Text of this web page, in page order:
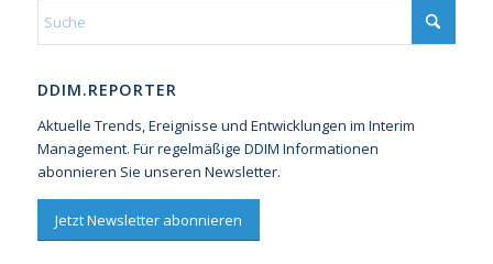
DDIM.REPORTER
Aktuelle Trends, Ereignisse und Entwicklungen im Interim
Management. Für regelmäßige DDIM Informationen
abonnieren Sie unseren Newsletter.
Jetzt Newsletter abonnieren